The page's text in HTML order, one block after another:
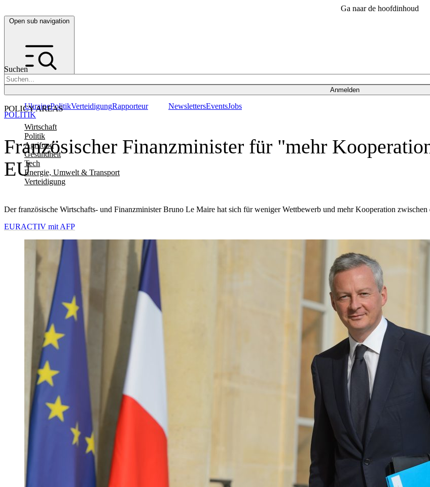
Ga naar de hoofdinhoud
Open sub navigation
Suchen
Anmelden
POLICY AREAS
Wirtschaft
Politik
Agrifood
Gesundheit
Tech
Energie, Umwelt & Transport
Verteidigung
UkrainePolitikVerteidigungRapporteur NewslettersEventsJobs
Französischer Finanzminister für "mehr
EU
Der französische Wirtschafts- und Finanzminister Bruno Le Maire hat sich für weniger Wettbewerb und mehr Kooperation zwischen
POLITIK
EURACTIV mit AFP